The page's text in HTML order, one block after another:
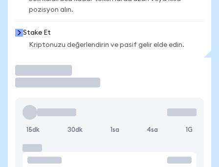
pozisyon alın.
Stake Et
Kriptonuzu değerlendirin ve pasif gelir elde edin.
15dk 30dk 1sa 4sa 1G